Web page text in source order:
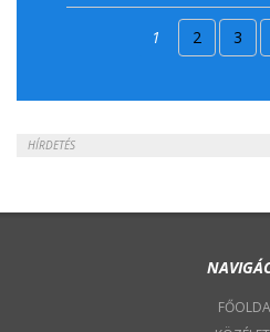
2018. Április 15.
1 2 3
HÍRDETÉS